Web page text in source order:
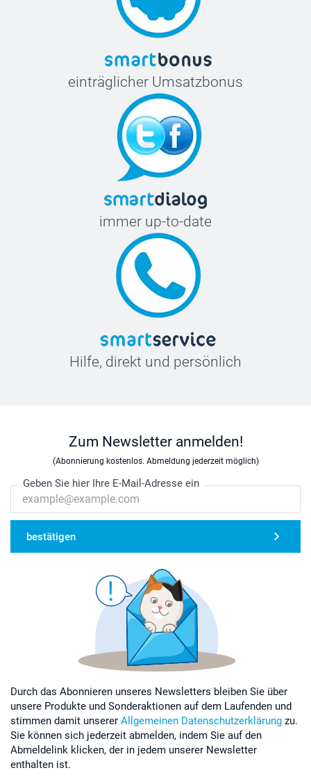
einträglicher Umsatzbonus
immer up-to-date
Hilfe, direkt und persönlich
Zum Newsletter anmelden!
(Abonnierung kostenlos. Abmeldung jederzeit möglich)
Geben Sie hier Ihre E-Mail-Adresse ein
bestätigen
Durch das Abonnieren unseres Newsletters bleiben Sie über
unsere Produkte und Sonderaktionen auf dem Laufenden und
stimmen damit unserer Allgemeinen Datenschutzerklärung zu.
Sie können sich jederzeit abmelden, indem Sie auf den
Abmeldelink klicken, der in jedem unserer Newsletter
enthalten ist.